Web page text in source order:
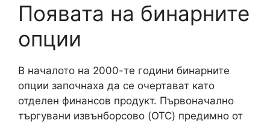
Появата на бинарните
опции
В началото на 2000-те години бинарните
опции започнаха да се очертават като
отделен финансов продукт. Първоначално
търгувани извънборсово (OTC) предимно от